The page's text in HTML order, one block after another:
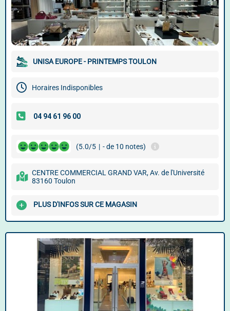
UNISA EUROPE - PRINTEMPS TOULON
Horaires Indisponibles
(5.0/5 | - de 10 notes)
CENTRE COMMERCIAL GRAND VAR, Av. de l'Université
83160 Toulon
PLUS D'INFOS SUR CE MAGASIN